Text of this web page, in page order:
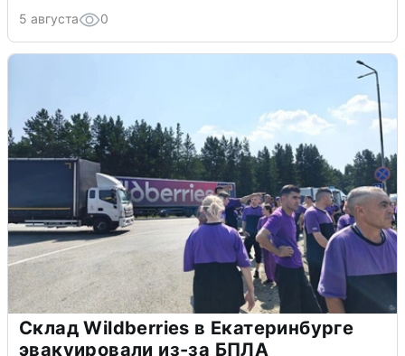
5 августа 0
Склад Wildberries в Екатеринбурге
эвакуировали из-за БПЛА